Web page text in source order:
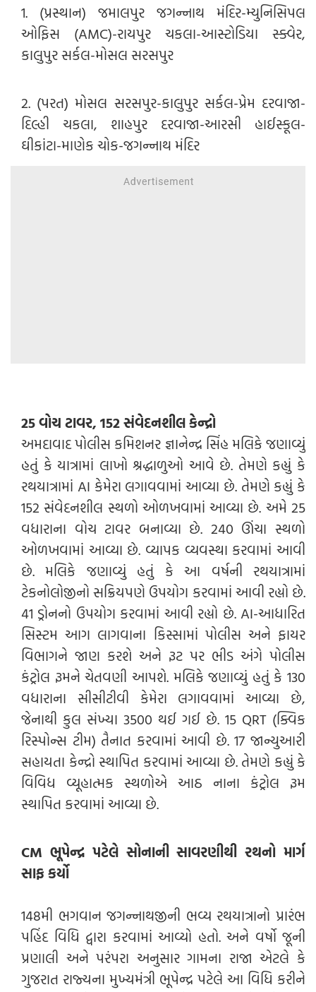
1. (પ્રસ્થાન) જમાલપુર જગન્નાથ મંદિર-મ્યુનિસિપલ
ઓફિસ (AMC)-રાયપુર ચકલા-આસ્ટોડિયા સ્ક્વેર,
કાલુપુર સર્કલ-મોસલ સરસપુર
2. (પરત) મોસલ સરસપુર-કાલુપુર સર્કલ-પ્રેમ દરવાજા-
દિલ્હી ચકલા, શાહપુર દરવાજા-આરસી હાઈસ્કૂલ-
ઘીકાંટા-માણેક ચોક-જગન્નાથ મંદિર
25 વોચ ટાવર, 152 સંવેદનશીલ કેન્દ્રો
અમદાવાદ પોલીસ કમિશનર જ્ઞાનેન્દ્ર સિંહ મલિકે જણાવ્યું
હતું કે યાત્રામાં લાખો શ્રદ્ધાળુઓ આવે છે. તેમણે કહ્યું કે
રથયાત્રામાં AI કેમેરા લગાવવામાં આવ્યા છે. તેમણે કહ્યું કે
152 સંવેદનશીલ સ્થળો ઓળખવામાં આવ્યા છે. અમે 25
વધારાના વોચ ટાવર બનાવ્યા છે. 240 ઊંચા સ્થળો
ઓળખવામાં આવ્યા છે. વ્યાપક વ્યવસ્થા કરવામાં આવી
છે. મલિકે જણાવ્યું હતું કે આ વર્ષની રથયાત્રામાં
ટેકનોલોજીનો સક્રિયપણે ઉપયોગ કરવામાં આવી રહ્યો છે.
41 ડ્રોનનો ઉપયોગ કરવામાં આવી રહ્યો છે. AI-આધારિત
સિસ્ટમ આગ લાગવાના કિસ્સામાં પોલીસ અને ફાયર
વિભાગને જાણ કરશે અને રૂટ પર ભીડ અંગે પોલીસ
કંટ્રોલ રૂમને ચેતવણી આપશે. મલિકે જણાવ્યું હતું કે 130
વધારાના સીસીટીવી કેમેરા લગાવવામાં આવ્યા છે,
જેનાથી કુલ સંખ્યા 3500 થઈ ગઈ છે. 15 QRT (ક્વિક
રિસ્પોન્સ ટીમ) તૈનાત કરવામાં આવી છે. 17 જાન્યુઆરી
સહાયતા કેન્દ્રો સ્થાપિત કરવામાં આવ્યા છે. તેમણે કહ્યું કે
વિવિધ વ્યૂહાત્મક સ્થળોએ આઠ નાના કંટ્રોલ રૂમ
સ્થાપિત કરવામાં આવ્યા છે.
CM ભૂપેન્દ્ર પટેલે સોનાની સાવરણીથી રથનો માર્ગ
સાફ કર્યો
148મી ભગવાન જગન્નાથજીની ભવ્ય રથયાત્રાનો પ્રારંભ
પહિંદ વિધિ દ્વારા કરવામાં આવ્યો હતો. અને વર્ષો જૂની
પ્રણાલી અને પરંપરા અનુસાર ગામના રાજા એટલે કે
ગુજરાત રાજ્યના મુખ્યમંત્રી ભૂપેન્દ્ર પટેલે આ વિધિ કરીને